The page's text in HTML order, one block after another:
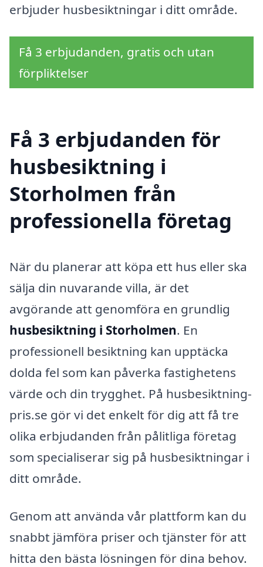
erbjuder husbesiktningar i ditt område.
Få 3 erbjudanden, gratis och utan
förpliktelser
Få 3 erbjudanden för
husbesiktning i
Storholmen från
professionella företag
När du planerar att köpa ett hus eller ska
sälja din nuvarande villa, är det
avgörande att genomföra en grundlig
husbesiktning i Storholmen. En
professionell besiktning kan upptäcka
dolda fel som kan påverka fastighetens
värde och din trygghet. På husbesiktning-
pris.se gör vi det enkelt för dig att få tre
olika erbjudanden från pålitliga företag
som specialiserar sig på husbesiktningar i
ditt område.
Genom att använda vår plattform kan du
snabbt jämföra priser och tjänster för att
hitta den bästa lösningen för dina behov.